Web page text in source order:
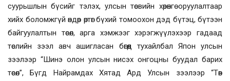
суурьшлын бүсийг тэлэх, улсын төсвийн хөрөнгө оруулалтаар
хийх боломжгүй өндөр өртөг бүхий томоохон дэд бүтэц, бүтээн
байгуулалтын төсөл, арга хэмжээг хэрэгжүүлэхээр гадаад
төслийн зээл авч ашигласан бөгөөд тухайлбал Япон улсын
зээлээр “Шинэ олон улсын нисэх онгоцны буудал барих
төсөл”, Бүгд Найрамдах Хятад Ард Улсын зээлээр “Төв